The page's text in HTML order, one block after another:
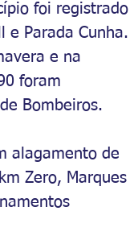
foi registrado
e Parada Cunha.
e na
foram
Bombeiros.
alagamento de
Zero, Marques